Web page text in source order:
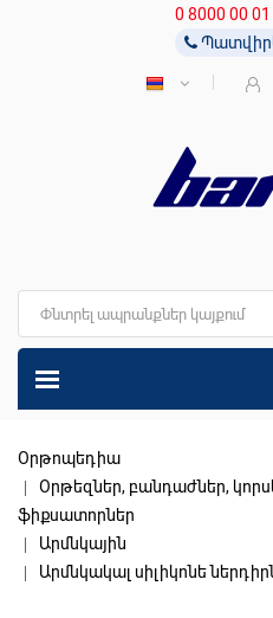
0 8000 00 01
Օրթոպեդիա
Օրթեզներ, բանդաժներ,
ֆիքսատորներ
Արմնկային
Արմնկակալ սիլիկոնե